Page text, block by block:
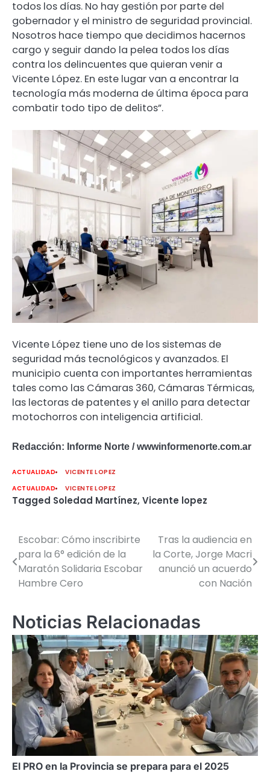
todos los días. No hay gestión por parte del
gobernador y el ministro de seguridad provincial.
Nosotros hace tiempo que decidimos hacernos
cargo y seguir dando la pelea todos los días
contra los delincuentes que quieran venir a
Vicente López. En este lugar van a encontrar la
tecnología más moderna de última época para
combatir todo tipo de delitos”.
Vicente López tiene uno de los sistemas de
seguridad más tecnológicos y avanzados. El
municipio cuenta con importantes herramientas
tales como las Cámaras 360, Cámaras Térmicas,
las lectoras de patentes y el anillo para detectar
motochorros con inteligencia artificial.
Redacción: Informe Norte / wwwinformenorte.com.ar
ACTUALIDAD
VICENTE LOPEZ
ACTUALIDAD
VICENTE LOPEZ
Tagged Soledad Martínez, Vicente lopez
Navegación
de
entradas
Escobar: Cómo inscribirte
para la 6° edición de la
Maratón Solidaria Escobar
Hambre Cero
Tras la audiencia en
la Corte, Jorge Macri
anunció un acuerdo
con Nación
Noticias Relacionadas
El PRO en la Provincia se prepara para el 2025